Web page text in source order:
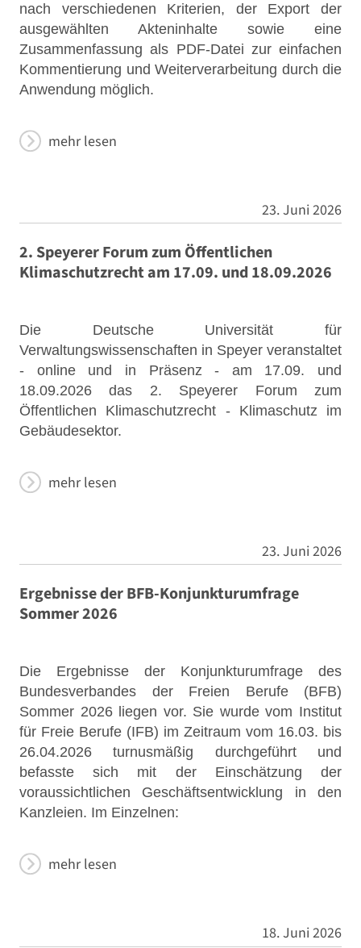
nach verschiedenen Kriterien, der Export der
ausgewählten Akteninhalte sowie eine
Zusammenfassung als PDF-Datei zur einfachen
Kommentierung und Weiterverarbeitung durch die
Anwendung möglich.
mehr lesen
23. Juni 2026
2. Speyerer Forum zum Öffentlichen
Klimaschutzrecht am 17.09. und 18.09.2026
Die Deutsche Universität für
Verwaltungswissenschaften in Speyer veranstaltet
- online und in Präsenz - am 17.09. und
18.09.2026 das 2. Speyerer Forum zum
Öffentlichen Klimaschutzrecht - Klimaschutz im
Gebäudesektor.
mehr lesen
23. Juni 2026
Ergebnisse der BFB-Konjunkturumfrage
Sommer 2026
Die Ergebnisse der Konjunkturumfrage des
Bundesverbandes der Freien Berufe (BFB)
Sommer 2026 liegen vor. Sie wurde vom Institut
für Freie Berufe (IFB) im Zeitraum vom 16.03. bis
26.04.2026 turnusmäßig durchgeführt und
befasste sich mit der Einschätzung der
voraussichtlichen Geschäftsentwicklung in den
Kanzleien. Im Einzelnen:
mehr lesen
18. Juni 2026